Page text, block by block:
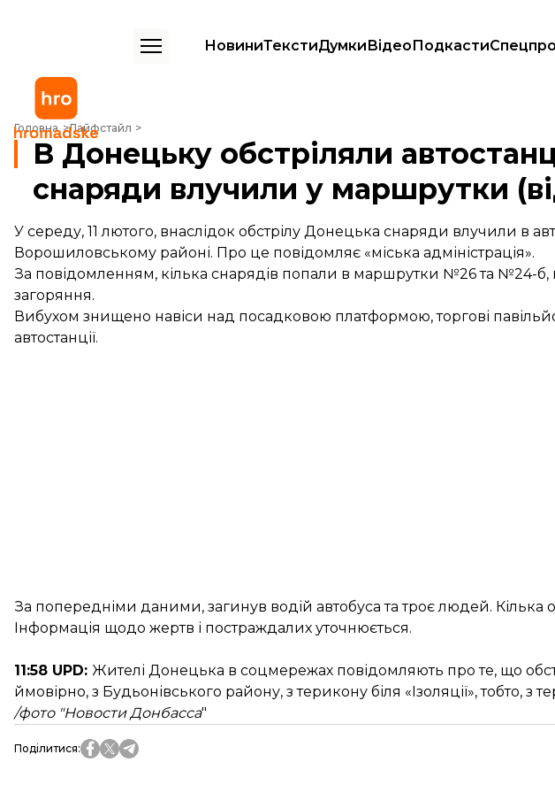
НовиниТекстиДумкиВідеоПодкасти
Головна Лайфстайл
В Донецьку обстріляли автостанцію «Центр», снаряди влучили у маршрутки (відео, фото)
В Донецьку обстріляли
снаряди влучили у маршрутки
У середу, 11 лютого, внаслідок обстрілу Донецька снаряди влучили в
Ворошиловському районі. Про це повідомляє «міська адміністрація».
За повідомленням, кілька снарядів попали в маршрутки №26 та №24-б,
загоряння.
Вибухом знищено навіси над посадковою платформою, торгові
автостанції.
За попередніми даними, загинув водій автобуса та троє людей. Кілька
Інформація щодо жертв і постраждалих уточнюється.
11:58 UPD: Жителі Донецька в соцмережах повідомляють про те, що
ймовірно, з Будьонівського району, з терикону біля «Ізоляції», тобто, з
/фото "Новости Донбасса"
Поділитися: